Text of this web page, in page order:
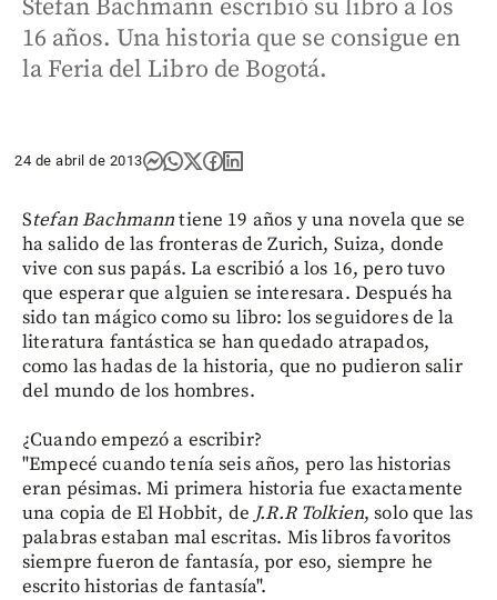
Stefan Bachmann escribió su libro a los
16 años. Una historia que se consigue en
la Feria del Libro de Bogotá.
24 de abril de 2013
Stefan Bachmanntiene 19 años y una novela que se
ha salido de las fronteras de Zurich, Suiza, donde
vive con sus papás. La escribió a los 16, pero tuvo
que esperar que alguien se interesara. Después ha
sido tan mágico como su libro: los seguidores de la
literatura fantástica se han quedado atrapados,
como las hadas de la historia, que no pudieron salir
del mundo de los hombres.
¿Cuando empezó a escribir?
"Empecé cuando tenía seis años, pero las historias
eran pésimas. Mi primera historia fue exactamente
una copia de El Hobbit, de J.R.R Tolkien, solo que las
palabras estaban mal escritas. Mis libros favoritos
siempre fueron de fantasía, por eso, siempre he
escrito historias de fantasía".